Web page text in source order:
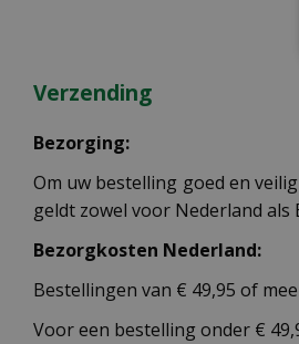
Verzending
Bezorging:
Om uw bestelling goed en
geldt zowel voor Nederland als
Bezorgkosten Nederland:
Bestellingen van € 49,95 of
Voor een bestelling onder €